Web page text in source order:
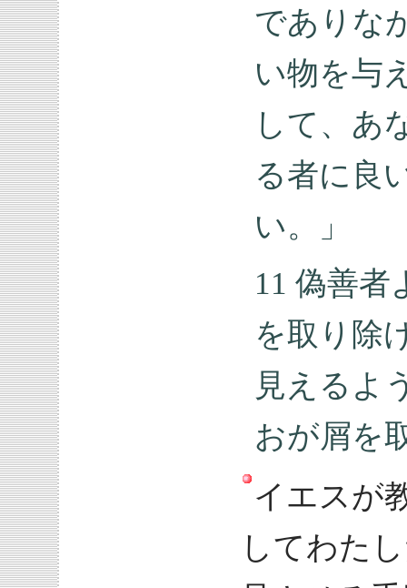
でありな
い物を与
して、あ
る者に良
い。」
11 偽善者
を取り除
見えるよ
おが屑を
イエスが
してわた